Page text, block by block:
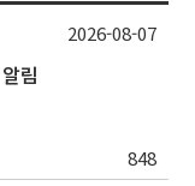
림
848
2026-08-07